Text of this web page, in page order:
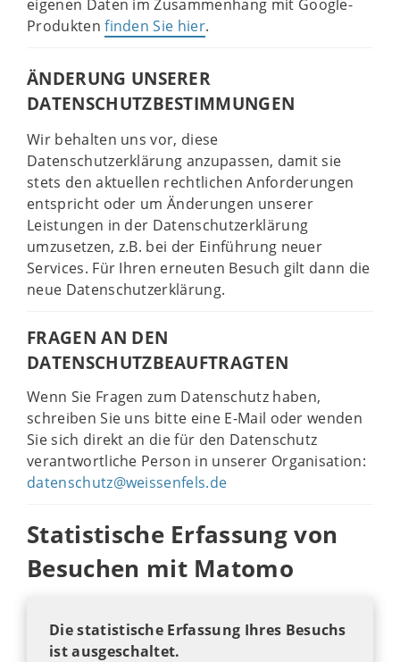
eigenen Daten im Zusammenhang mit Google-
Produktenfinden Sie hier.
ÄNDERUNG UNSERER
DATENSCHUTZBESTIMMUNGEN
Wir behalten uns vor, diese
Datenschutzerklärung anzupassen, damit sie
stets den aktuellen rechtlichen Anforderungen
entspricht oder um Änderungen unserer
Leistungen in der Datenschutzerklärung
umzusetzen, z.B. bei der Einführung neuer
Services. Für Ihren erneuten Besuch gilt dann die
neue Datenschutzerklärung.
FRAGEN AN DEN
DATENSCHUTZBEAUFTRAGTEN
Wenn Sie Fragen zum Datenschutz haben,
schreiben Sie uns bitte eine E-Mail oder wenden
Sie sich direkt an die für den Datenschutz
verantwortliche Person in unserer Organisation:
datenschutz@weissenfels.de
Statistische Erfassung von
Besuchen mit Matomo
Die statistische Erfassung Ihres Besuchs
ist ausgeschaltet.